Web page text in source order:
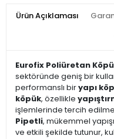
Ürün Açıklaması
Eurofix Poliüretan
sektöründe geniş bir
performanslı biryapı
köpük, özellikle
işlemlerinde tercih
Pipetli, mükemmel
ve etkili şekilde tutunur,